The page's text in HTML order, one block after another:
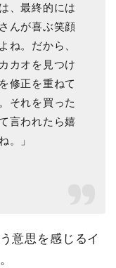
、最終的には
んが喜ぶ笑顔
ね。だから、
カオを見つけ
修正を重ねて
それを買った
言われたら嬉
。」
意思を感じるイ